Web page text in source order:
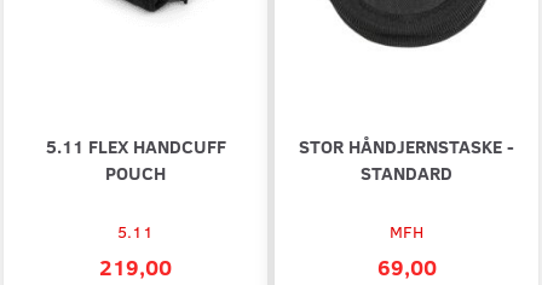
5.11 FLEX HANDCUFF
POUCH
5.11
219,00
STOR HÅNDJERNSTASKE -
STANDARD
MFH
69,00